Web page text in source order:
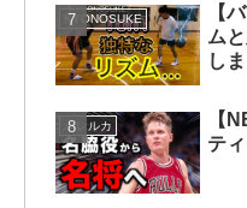
KYONOSUKE
【
ム
し
ハレルカ
【
テ